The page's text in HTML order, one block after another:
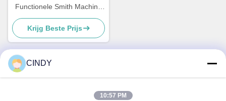
Functionele Smith Machine
Krachttraining
Krijg Beste Prijs
CINDY
10:57 PM